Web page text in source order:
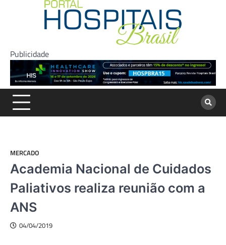
Publicidade
MERCADO
Academia Nacional de Cuidados
Paliativos realiza reunião com a
ANS
04/04/2019